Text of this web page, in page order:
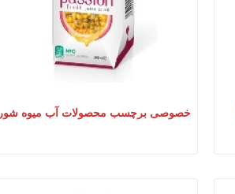
خصوصی برچسب محصولات آب میوه شور